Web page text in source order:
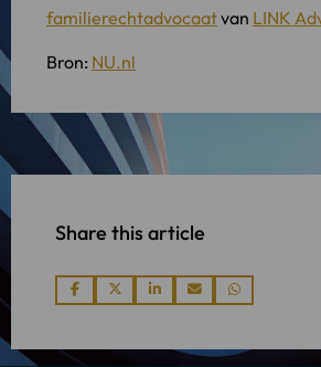
familierechtadvocaatvan LINK
Bron: NU.nl
Share this article
ShareShareShareShareShare